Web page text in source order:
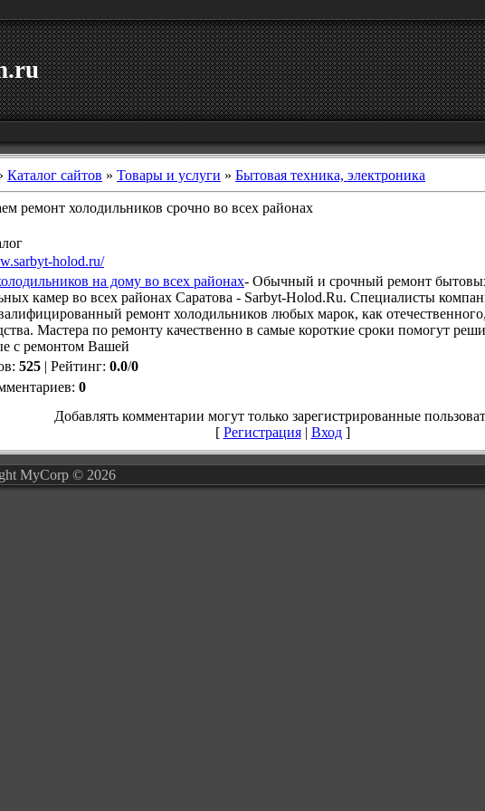
Каталог сайтов » Товары и услуги » Бытовая техника, электроника
ремонт холодильников срочно во всех районах
holod.ru/
на дому во всех районах- Обычный и срочный ремонт
камер во всех районах Саратова - Sarbyt-Holod.Ru. Специалисты
ремонт холодильников любых марок, как
Мастера по ремонту качественно в самые короткие сроки помогут
с ремонтом Вашей
: 525 | Рейтинг: 0.0/0
: 0
Добавлять комментарии могут только зарегистрированные
[ Регистрация| Вход]
MyCorp © 2026